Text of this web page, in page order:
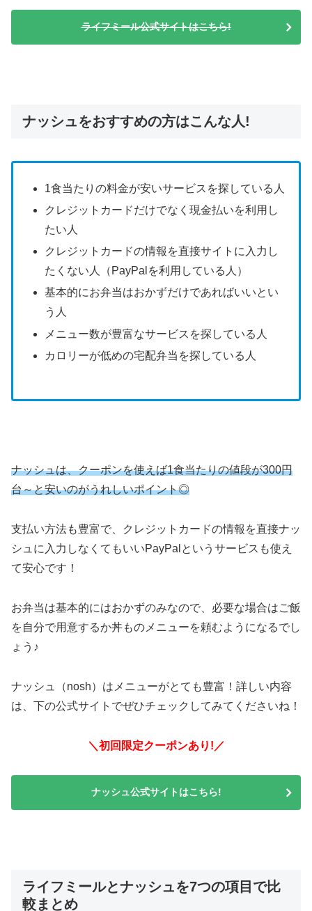
ライフミール公式サイトはこちら!
ナッシュをおすすめの方はこんな人!
1食当たりの料金が安いサービスを探している人
クレジットカードだけでなく現金払いを利用し
たい人
クレジットカードの情報を直接サイトに入力し
たくない人（PayPalを利用している人）
基本的にお弁当はおかずだけであればいいとい
う人
メニュー数が豊富なサービスを探している人
カロリーが低めの宅配弁当を探している人
ナッシュは、クーポンを使えば1食当たりの値段が300円
台～と安いのがうれしいポイント◎
支払い方法も豊富で、クレジットカードの情報を直接ナッ
シュに入力しなくてもいいPayPalというサービスも使え
て安心です！
お弁当は基本的にはおかずのみなので、必要な場合はご飯
を自分で用意するか丼ものメニューを頼むようになるでし
ょう♪
ナッシュ（nosh）はメニューがとても豊富！詳しい内容
は、下の公式サイトでぜひチェックしてみてくださいね！
＼初回限定クーポンあり!／
ナッシュ公式サイトはこちら!
ライフミールとナッシュを7つの項目で比
較まとめ